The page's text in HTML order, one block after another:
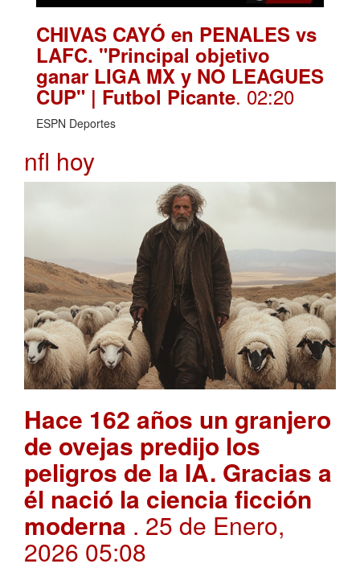
CHIVAS CAYÓ en PENALES vs
LAFC. "Principal objetivo
ganar LIGA MX y NO LEAGUES
CUP" | Futbol Picante. 02:20
ESPN Deportes
nfl hoy
Hace 162 años un granjero
de ovejas predijo los
peligros de la IA. Gracias a
él nació la ciencia ficción
moderna . 25 de Enero,
2026 05:08